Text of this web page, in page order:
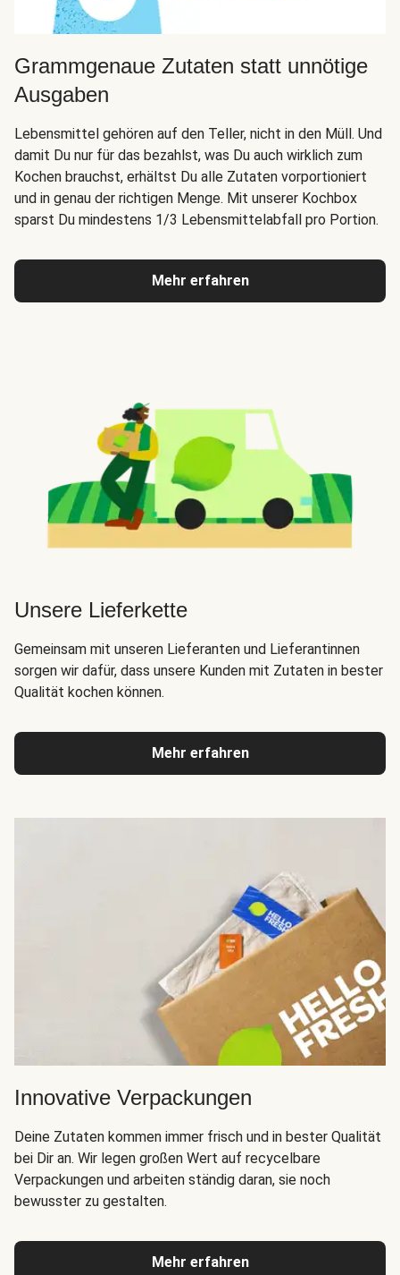
Grammgenaue Zutaten statt unnötige
Ausgaben
Lebensmittel gehören auf den Teller, nicht in den Müll. Und
damit Du nur für das bezahlst, was Du auch wirklich zum
Kochen brauchst, erhältst Du alle Zutaten vorportioniert
und in genau der richtigen Menge. Mit unserer Kochbox
sparst Du mindestens 1/3 Lebensmittelabfall pro Portion.
Mehr erfahren
Unsere Lieferkette
Gemeinsam mit unseren Lieferanten und Lieferantinnen
sorgen wir dafür, dass unsere Kunden mit Zutaten in bester
Qualität kochen können.
Mehr erfahren
Innovative Verpackungen
Deine Zutaten kommen immer frisch und in bester Qualität
bei Dir an. Wir legen großen Wert auf recycelbare
Verpackungen und arbeiten ständig daran, sie noch
bewusster zu gestalten.
Mehr erfahren